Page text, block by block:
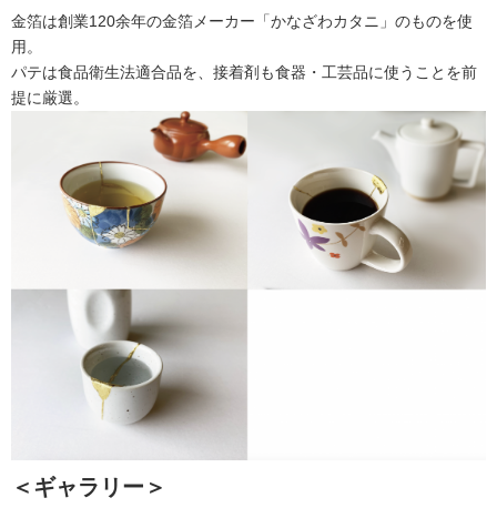
金箔は創業120余年の金箔メーカー「かなざわカタニ」のものを使
用。
パテは食品衛生法適合品を、接着剤も食器・工芸品に使うことを前
提に厳選。
＜ギャラリー＞